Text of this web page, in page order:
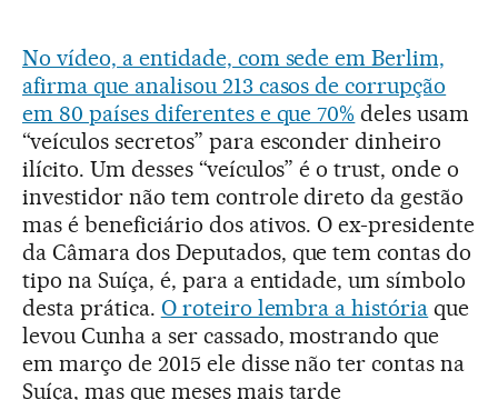
No vídeo, a entidade, com sede em Berlim,
afirma que analisou 213 casos de corrupção
em 80 países diferentes e que 70% deles usam
“veículos secretos” para esconder dinheiro
ilícito. Um desses “veículos” é o trust, onde o
investidor não tem controle direto da gestão
mas é beneficiário dos ativos. O ex-presidente
da Câmara dos Deputados, que tem contas do
tipo na Suíça, é, para a entidade, um símbolo
desta prática. O roteiro lembra a história que
levou Cunha a ser cassado, mostrando que
em março de 2015 ele disse não ter contas na
Suíça, mas que meses mais tarde